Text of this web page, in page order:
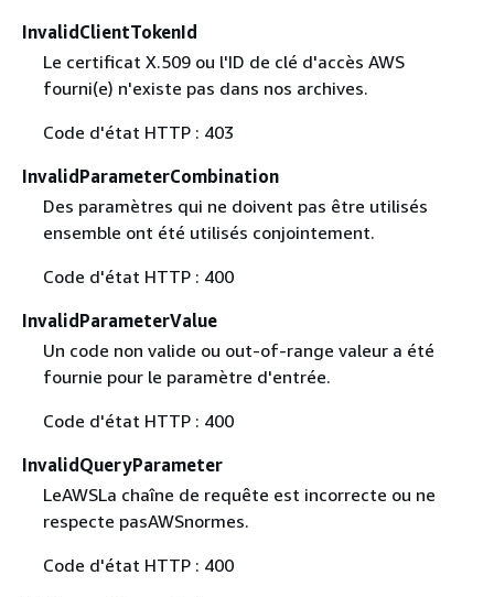
InvalidClientTokenId
Le certificat X.509 ou l'ID de clé d'accès AWS
fourni(e) n'existe pas dans nos archives.
Code d'état HTTP : 403
InvalidParameterCombination
Des paramètres qui ne doivent pas être utilisés
ensemble ont été utilisés conjointement.
Code d'état HTTP : 400
InvalidParameterValue
Un code non valide ou out-of-range valeur a été
fournie pour le paramètre d'entrée.
Code d'état HTTP : 400
InvalidQueryParameter
LeAWSLa chaîne de requête est incorrecte ou ne
respecte pasAWSnormes.
Code d'état HTTP : 400